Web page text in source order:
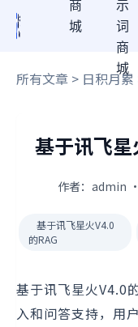
商
城
示
词
商
城
所有文章 > 日积月累
基于讯飞
作者：admin
基于讯飞星火V4.0
的RAG
基于讯飞星火V4.0
入和问答支持，用